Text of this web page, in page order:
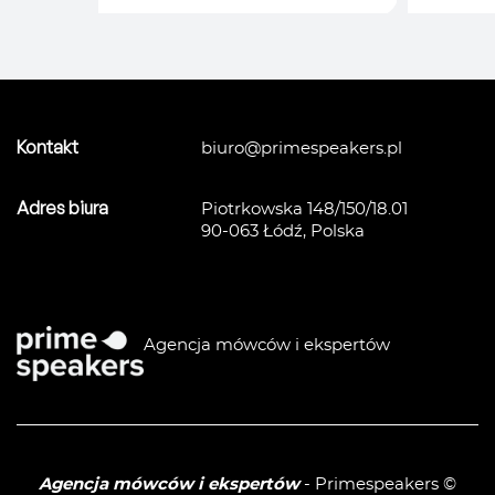
TRANSFORMACJA I
Agencja mówców i ekspertów
Kontakt biuro@primespeakers.pl
Adres biura
Piotrkowska 148/150/18.01
90-063 Łódź, Polska
Agencja mówców i ekspertów- Primespeakers ©